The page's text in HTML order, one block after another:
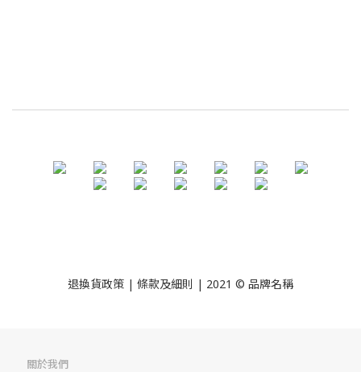
退換貨政策 | 條款及細則 | 2021 © 品牌名稱
關於我們